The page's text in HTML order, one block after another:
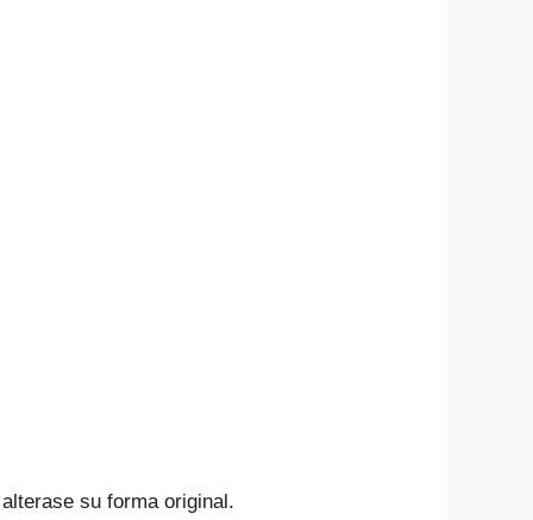
su forma original.